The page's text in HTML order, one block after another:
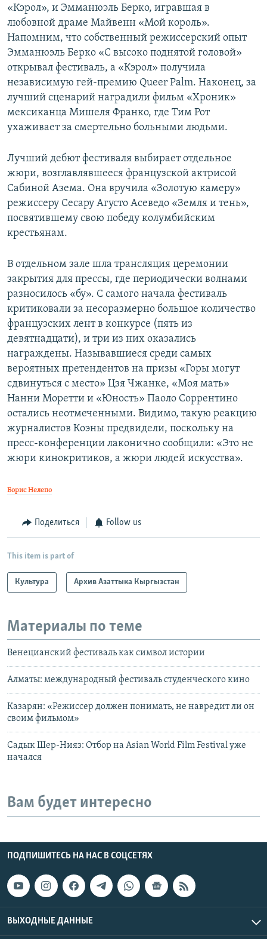
«Кэрол», и Эмманюэль Берко, игравшая в
любовной драме Майвенн «Мой король».
Напомним, что собственный режиссерский опыт
Эмманюэль Берко «С высоко поднятой головой»
открывал фестиваль, а «Кэрол» получила
независимую гей-премию Queer Palm. Наконец, за
лучший сценарий наградили фильм «Хроник»
мексиканца Мишеля Франко, где Тим Рот
ухаживает за смертельно больными людьми.
Лучший дебют фестиваля выбирает отдельное
жюри, возглавлявшееся французской актрисой
Сабиной Азема. Она вручила «Золотую камеру»
режиссеру Сесару Агусто Асеведо «Земля и тень»,
посвятившему свою победу колумбийским
крестьянам.
В отдельном зале шла трансляция церемонии
закрытия для прессы, где периодически волнами
разносилось «бу». С самого начала фестиваль
критиковали за несоразмерно большое количество
французских лент в конкурсе (пять из
девятнадцати), и три из них оказались
награждены. Называвшиеся среди самых
вероятных претендентов на призы «Горы могут
сдвинуться с место» Цзя Чжанке, «Моя мать»
Нанни Моретти и «Юность» Паоло Соррентино
остались неотмеченными. Видимо, такую реакцию
журналистов Коэны предвидели, поскольку на
пресс-конференции лаконично сообщили: «Это не
жюри кинокритиков, а жюри людей искусства».
Борис Нелепо
Поделиться Follow us
This item is part of
Культура Архив Азаттыка Кыргызстан
Материалы по теме
Венецианский фестиваль как символ истории
Алматы: международный фестиваль студенческого кино
Казарян: «Режиссер должен понимать, не навредит ли он
своим фильмом»
Садык Шер-Нияз: Отбор на Asian World Film Festival уже
начался
Вам будет интересно
ПОДПИШИТЕСЬ НА НАС В СОЦСЕТЯХ
ВЫХОДНЫЕ ДАННЫЕ